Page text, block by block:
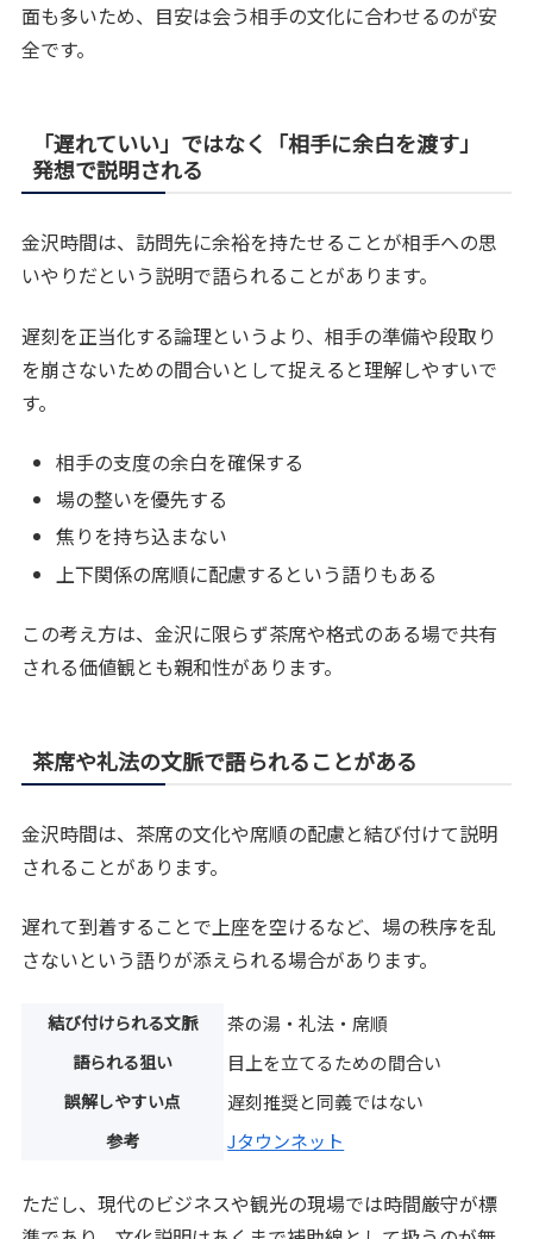
面も多いため、目安は会う相手の文化に合わせるのが安
全です。
「遅れていい」ではなく「相手に余白を渡す」
発想で説明される
金沢時間は、訪問先に余裕を持たせることが相手への思
いやりだという説明で語られることがあります。
遅刻を正当化する論理というより、相手の準備や段取り
を崩さないための間合いとして捉えると理解しやすいで
す。
相手の支度の余白を確保する
場の整いを優先する
焦りを持ち込まない
上下関係の席順に配慮するという語りもある
この考え方は、金沢に限らず茶席や格式のある場で共有
される価値観とも親和性があります。
茶席や礼法の文脈で語られることがある
金沢時間は、茶席の文化や席順の配慮と結び付けて説明
されることがあります。
遅れて到着することで上座を空けるなど、場の秩序を乱
さないという語りが添えられる場合があります。
結び付けられる文脈 茶の湯・礼法・席順
語られる狙い 目上を立てるための間合い
誤解しやすい点 遅刻推奨と同義ではない
参考 Jタウンネット
ただし、現代のビジネスや観光の現場では時間厳守が標